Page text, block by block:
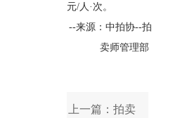
元/ 人·次。
--来源：中拍协--拍
卖师管理部
上一篇：拍卖